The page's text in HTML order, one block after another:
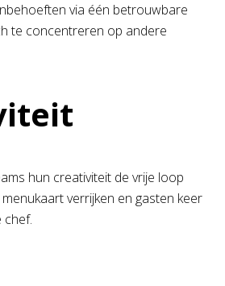
via één betrouwbare
te concentreren op andere
hun creativiteit de vrije loop
verrijken en gasten keer
chef.